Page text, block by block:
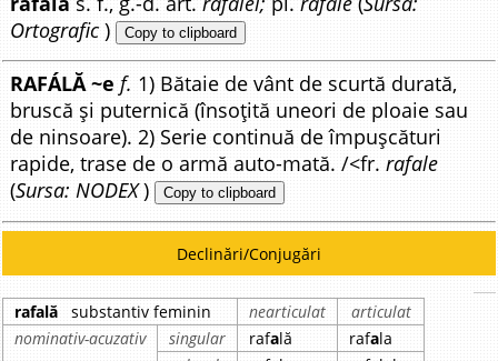
Ortografic ) Copy to clipboard
RAFÁLĂ ~e f. 1) Bătaie de vânt de scurtă durată,
bruscă și puternică (însoțită uneori de ploaie sau
de ninsoare). 2) Serie continuă de împușcături
rapide, trase de o armă auto-mată. /<fr.rafale
(Sursa: NODEX) Copy to clipboard
Declinări/Conjugări
rafală substantiv feminin nearticulat
articulat
nominativ-acuzativ
singular rafală rafala